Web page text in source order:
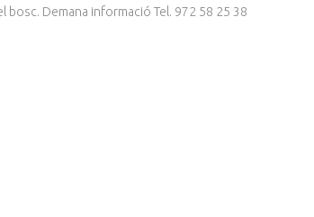
Demana informació Tel. 972 58 25 38